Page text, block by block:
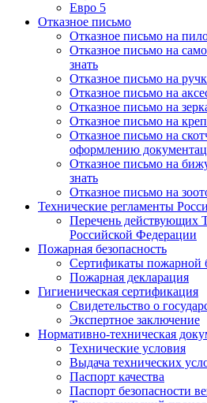
Евро 5
Отказное письмо
Отказное письмо на
Отказное письмо на
знать
Отказное письмо на
Отказное письмо на
Отказное письмо на
Отказное письмо на
Отказное письмо на
оформлению
Отказное письмо на
знать
Отказное письмо на
Технические регламенты
Перечень действующих
Российской Федерации
Пожарная безопасность
Сертификаты пожарной
Пожарная декларация
Гигиеническая сертификация
Свидетельство о
Экспертное заключение
Нормативно-техническая
Технические условия
Выдача технических
Паспорт качества
Паспорт безопасности